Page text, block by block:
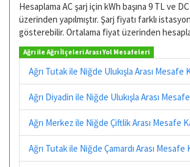
Hesaplama AC şarj için kWh başına 9 TL ve
üzerinden yapılmıştır. Şarj fiyatı farklı
gösterebilir. Ortalama fiyat üzerinden
Ağrı ile Ağrı İlçeleri Arası Yol Mesafeleri
Ağrı Tutak ile Niğde Ulukışla Arası Mesafe
Ağrı Diyadin ile Niğde Ulukışla Arası
Ağrı Merkez ile Niğde Çiftlik Arası Mesafe
Ağrı Tutak ile Niğde Çamardı Arası